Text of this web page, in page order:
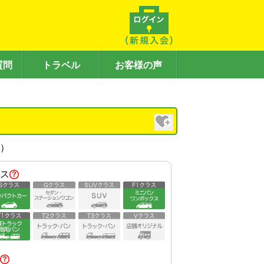
問 トラベル お客様の声